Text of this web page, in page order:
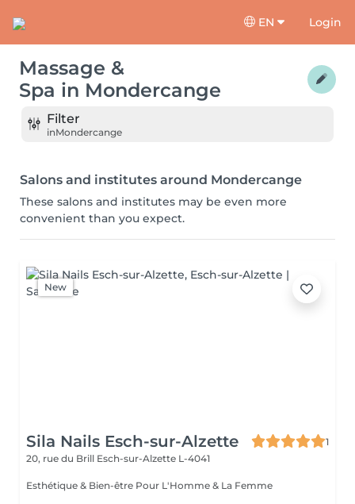
EN Login
Massage &
Spa in Mondercange
Filter
inMondercange
Salons and institutes around Mondercange
These salons and institutes may be even more
convenient than you expect.
New
Sila Nails Esch-sur-Alzette
1
20, rue du Brill Esch-sur-Alzette L-4041
Esthétique & Bien-être Pour L'Homme & La Femme